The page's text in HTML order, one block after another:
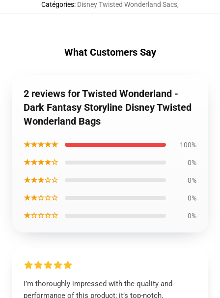
Catégories: Disney Twisted Wonderland Sacs,
What Customers Say
2 reviews for Twisted Wonderland -
Dark Fantasy Storyline Disney Twisted
Wonderland Bags
★★★★★ 100%
★★★★☆ 0%
★★★☆☆ 0%
★★☆☆☆ 0%
★☆☆☆☆ 0%
I’m thoroughly impressed with the quality and
performance of this product; it’s top-notch.